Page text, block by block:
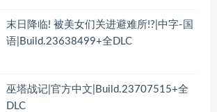
末日降临! 被美女们关进避难所!?|中字-国
语|Build.23638499+全DLC
巫塔战记|官方中文|Build.23707515+全
DLC